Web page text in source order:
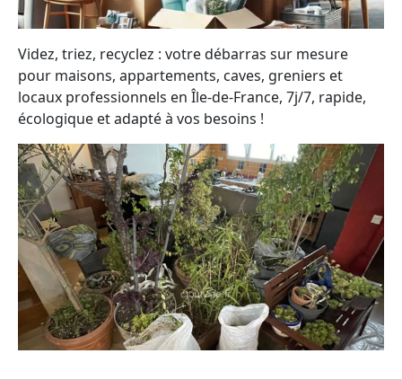
Videz, triez, recyclez : votre débarras sur mesure
pour maisons, appartements, caves, greniers et
locaux professionnels en Île-de-France, 7j/7, rapide,
écologique et adapté à vos besoins !